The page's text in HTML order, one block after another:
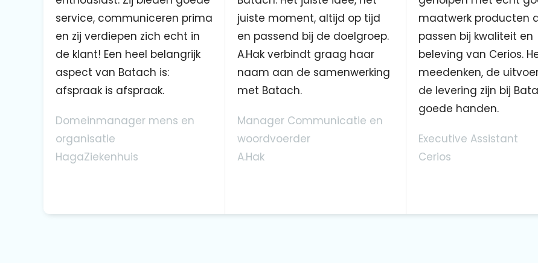
service, communiceren prima
en zij verdiepen zich echt in
de klant! Een heel belangrijk
aspect van Batach is:
afspraak is afspraak.
Domeinmanager mens en
organisatie
HagaZiekenhuis
juiste moment, altijd op tijd
en passend bij de doelgroep.
A.Hak verbindt graag haar
naam aan de samenwerking
met Batach.
Manager Communicatie en
woordvoerder
A.Hak
maatwerk producten
passen bij kwaliteit en
beleving van Cerios.
meedenken, de
de levering zijn bij
goede handen.
Executive Assistant
Cerios